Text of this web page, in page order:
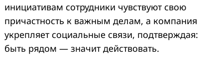
инициативам сотрудники чувствуют свою
причастность к важным делам, а компания
укрепляет социальные связи, подтверждая:
быть рядом — значит действовать.